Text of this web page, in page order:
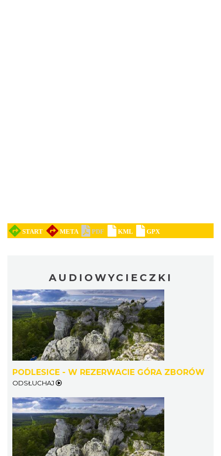
AUDIOWYCIECZKI
PODLESICE - W REZERWACIE GÓRA ZBORÓW
ODSŁUCHAJ